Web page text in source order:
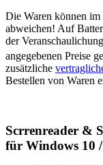
Die Waren können
abweichen! Auf
der
angegebenen Preise
zusätzliche
Bestellen von Waren
Scrrenreader &
für Windows 10